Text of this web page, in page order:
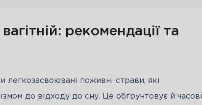
рекомендації та
поживні страви, які
до відходу до сну. Це обґрунтовує й часові